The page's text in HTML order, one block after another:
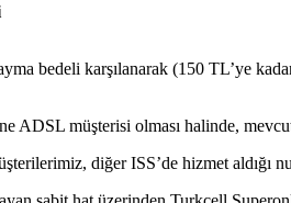
bedeli karşılanarak (150 TL’ye
ADSL müşterisi olması halinde,
diğer ISS’de hizmet aldığı